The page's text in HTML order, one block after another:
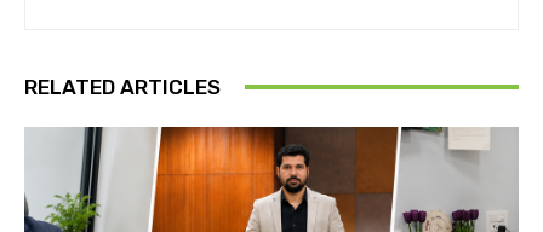
RELATED ARTICLES